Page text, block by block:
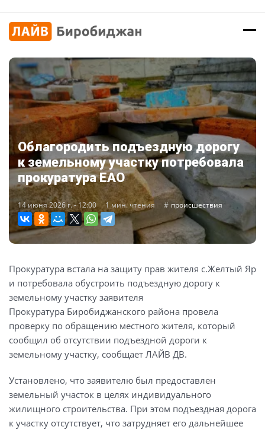
Облагородить подъездную дорогу
к земельному участку потребовала
прокуратура ЕАО
14 июня 2026 г. - 12:00 1 мин. чтения происшествия
Прокуратура встала на защиту прав жителя с.Желтый Яр
и потребовала обустроить подъездную дорогу к
земельному участку заявителя
Прокуратура Биробиджанского района провела
проверку по обращению местного жителя, который
сообщил об отсутствии подъездной дороги к
земельному участку, сообщает ЛАЙВ ДВ.
Установлено, что заявителю был предоставлен
земельный участок в целях индивидуального
жилищного строительства. При этом подъездная дорога
к участку отсутствует, что затрудняет его дальнейшее